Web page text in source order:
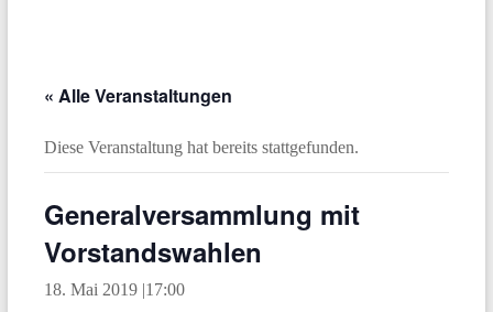
« Alle Veranstaltungen
Diese Veranstaltung hat bereits stattgefunden.
Generalversammlung mit
Vorstandswahlen
18. Mai 2019 |17:00